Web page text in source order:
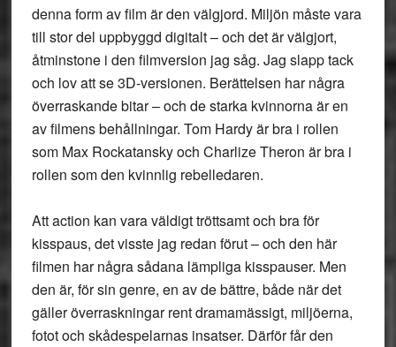
denna form av film är den välgjord. Miljön måste vara
till stor del uppbyggd digitalt – och det är välgjort,
åtminstone i den filmversion jag såg. Jag slapp tack
och lov att se 3D-versionen. Berättelsen har några
överraskande bitar – och de starka kvinnorna är en
av filmens behållningar. Tom Hardy är bra i rollen
som Max Rockatansky och Charlize Theron är bra i
rollen som den kvinnlig rebelledaren.
Att action kan vara väldigt tröttsamt och bra för
kisspaus, det visste jag redan förut – och den här
filmen har några sådana lämpliga kisspauser. Men
den är, för sin genre, en av de bättre, både när det
gäller överraskningar rent dramamässigt, miljöerna,
fotot och skådespelarnas insatser. Därför får den